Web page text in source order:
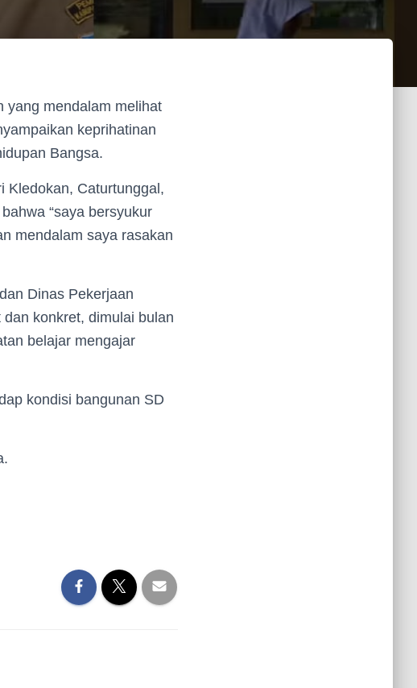
yang mendalam melihat
keprihatinan
Bangsa.
Kledokan, Caturtunggal,
“saya bersyukur
mendalam saya rasakan
Dinas Pekerjaan
konkret, dimulai bulan
belajar mengajar
kondisi bangunan SD